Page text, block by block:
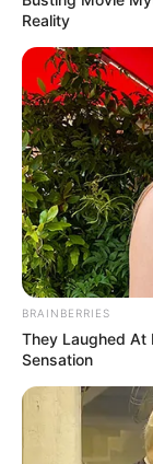
Reality
BRAINBERRIES
They Laughed At
Sensation